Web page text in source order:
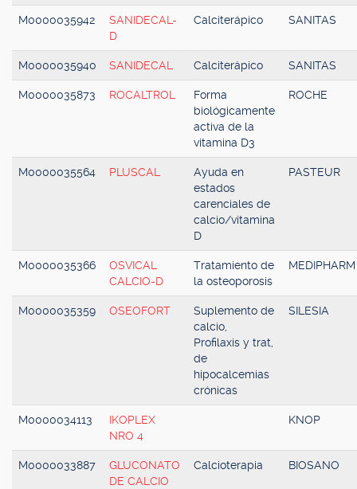
M0000035942
SANIDECAL-
D
Calciterápico SANITAS
M0000035940 SANIDECAL Calciterápico SANITAS
M0000035873 ROCALTROL
Forma
biológicamente
activa de la
vitamina D3
ROCHE
M0000035564 PLUSCAL
Ayuda en
estados
carenciales de
calcio/vitamina
D
PASTEUR
M0000035366
OSVICAL
CALCIO-D
Tratamiento de
la osteoporosis
MEDIPHARM
M0000035359 OSEOFORT
Suplemento de
calcio,
Profilaxis y trat,
de
hipocalcemias
crónicas
SILESIA
M0000034113
IKOPLEX
NRO 4
KNOP
M0000033887
GLUCONATO
DE CALCIO
Calcioterapia BIOSANO